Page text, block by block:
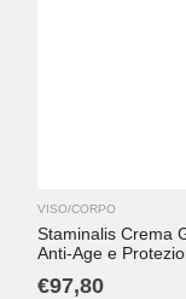
VISO/CORPO
Staminalis Crema
Anti-Age e
€97,80